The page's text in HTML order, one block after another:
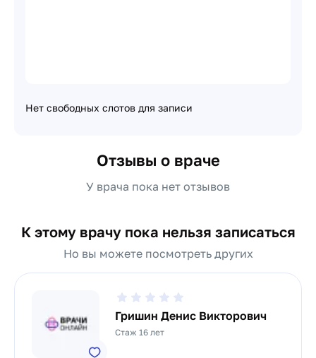
Нет свободных слотов для записи
Отзывы о враче
У врача пока нет отзывов
К этому врачу пока нельзя записаться
Но вы можете посмотреть других
Гришин Денис Викторович
Стаж 16 лет